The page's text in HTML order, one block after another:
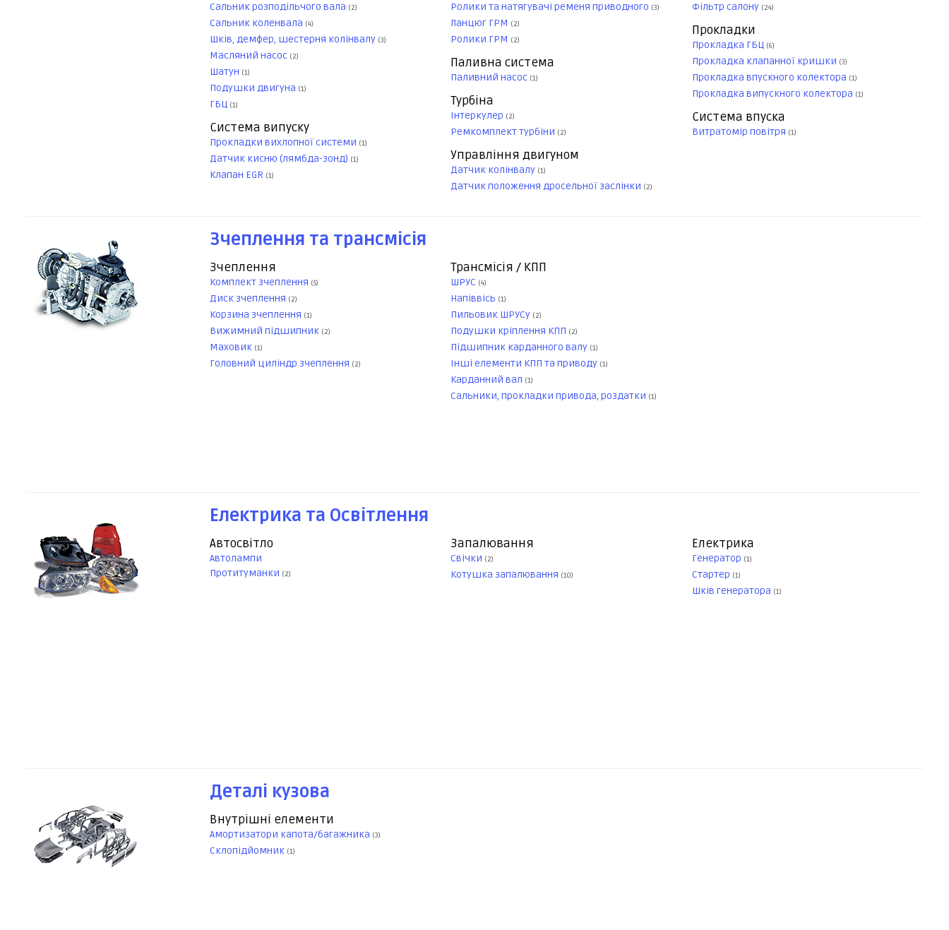
Сальник розподільчого вала (2)
Сальник коленвала (4)
Шків, демфер, шестерня колінвалу (3)
Масляний насос (2)
Шатун (1)
Подушки двигуна (1)
ГБЦ (1)
Ролики та натягувачі ременя приводного (3)
Ланцюг ГРМ (2)
Ролики ГРМ (2)
Фільтр салону (24)
Прокладки
Прокладка ГБЦ (6)
Прокладка клапанної кришки (3)
Прокладка впускного колектора (1)
Прокладка випускного колектора (1)
Паливна система
Паливний насос (1)
Турбіна
Інтеркулер (2)
Ремкомплект турбіни (2)
Система впуска
Витратомір повітря (1)
Система випуску
Прокладки вихлопної системи (1)
Датчик кисню (лямбда-зонд) (1)
Клапан EGR (1)
Управління двигуном
Датчик колінвалу (1)
Датчик положення дросельної заслінки (2)
Зчеплення та трансмісія
Зчеплення
Комплект зчеплення (5)
Диск зчеплення (2)
Корзина зчеплення (1)
Вижимний підшипник (2)
Маховик (1)
Головний циліндр зчеплення (2)
Трансмісія / КПП
ШРУС (4)
Напіввісь (1)
Пильовик ШРУСу (2)
Подушки кріплення КПП (2)
Підшипник карданного валу (1)
Інші елементи КПП та приводу (1)
Карданний вал (1)
Сальники, прокладки привода, роздатки (1)
Електрика та Освітлення
Автосвітло
Автолампи
Протитуманки (2)
Запалювання
Свічки (2)
Котушка запалювання (10)
Електрика
Генератор (1)
Стартер (1)
Шків генератора (1)
Деталі кузова
Внутрішні елементи
Амортизатори капота/багажника (3)
Склопідйомник (1)